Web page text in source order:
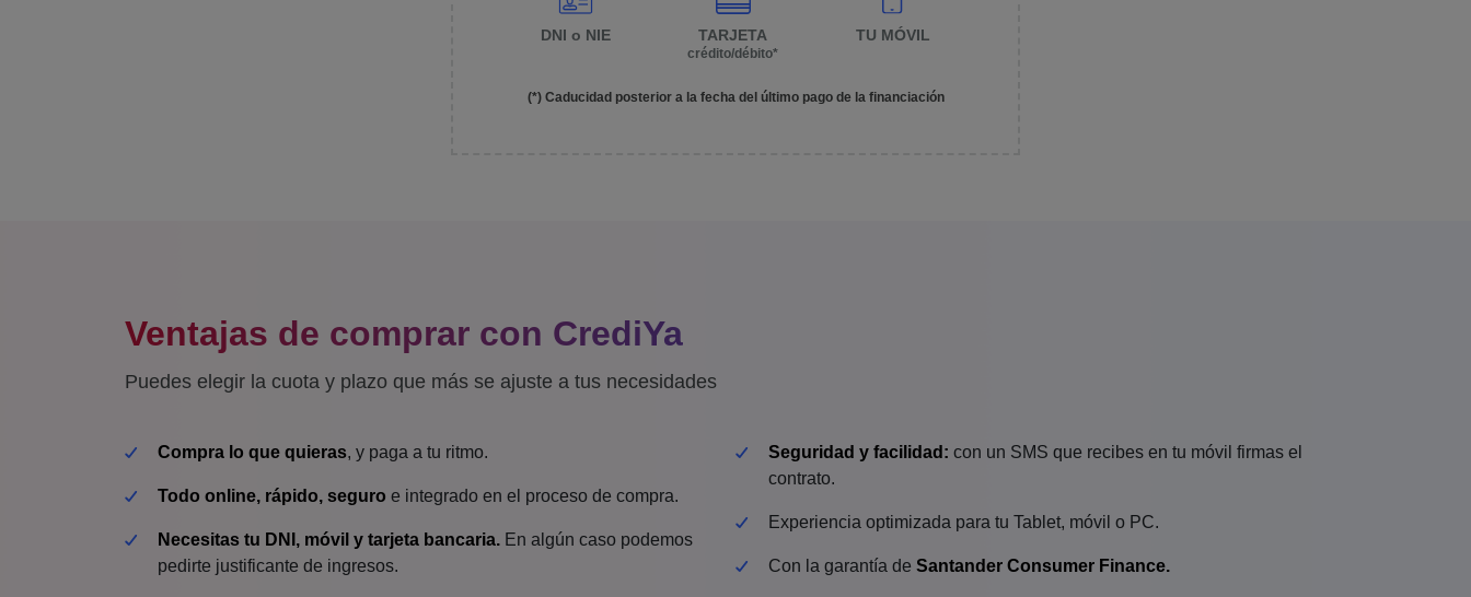
DNI o NIE TARJETA
crédito/débito*
TU MÓVIL
(*) Caducidad posterior a la fecha del último pago de la financiación
Ventajas de comprar con CrediYa
Puedes elegir la cuota y plazo que más se ajuste a tus necesidades
Compra lo que quieras, y paga a tu ritmo.
Todo online, rápido, seguro e integrado en el proceso de compra.
Necesitas tu DNI, móvil y tarjeta bancaria. En algún caso podemos
pedirte justificante de ingresos.
Seguridad y facilidad: con un SMS que recibes en tu móvil firmas el
contrato.
Experiencia optimizada para tu Tablet, móvil o PC.
Con la garantía de Santander Consumer Finance.